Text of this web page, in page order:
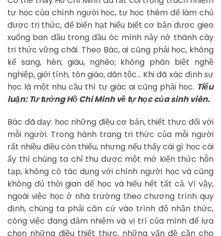
tự học của chính người học, tự học thêm để làm chủ
được tri thức, để biến hạt hiểu biết cơ bản được gieo
xuống ban đầu trong đầu óc mình nảy nở thành cây
tri thức vững chãi. Theo Bác, ai cũng phải học, không
kể sang, hèn; giàu, nghèo; không phân biệt nghề
nghiệp, giới tính, tôn giáo, dân tộc… Khi đã xác định sự
học là một nhu cầu thì tự giác ai cũng phải học. Tiểu
luận: Tư tưởng Hồ Chí Minh về tự học của sinh viên.
Bác đã dạy: học những điều cơ bản, thiết thực đối với
mỗi người. Trong hành trang tri thức của mỗi người
rất nhiều điều còn thiếu, nhưng nếu thấy cái gì học cái
ấy thì chúng ta chỉ thu được một mớ kiến thức hỗn
tạp, không có tác dụng với chính người học và cũng
không đủ thời gian để học và hiểu hết tất cả. Vì vậy,
ngoài việc học ở nhà trường theo chương trình quy
định, chúng ta phải căn cứ vào trình độ nhận thức,
công việc đang đảm nhiệm và vị trí của mình để lựa
chọn những điều thiết thực, những vấn đề cần cho